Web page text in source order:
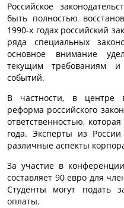
Российское
быть полностью
1990-х годах российский
ряда специальных
основное внимание
текущим требованиям и
событий.
В частности, в центре
реформа российского
ответственностью,
года. Эксперты из
различные аспекты
За участие в
составляет 90 евро для
Студенты могут подать
оплаты.